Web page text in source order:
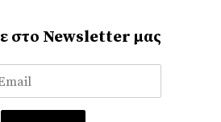
στο Newsletter μας